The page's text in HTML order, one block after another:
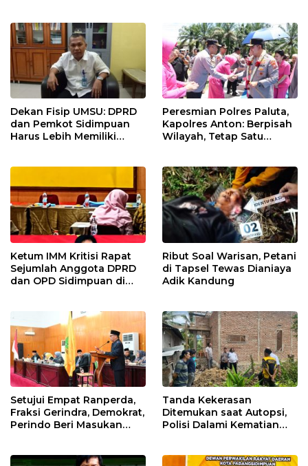
Dekan Fisip UMSU: DPRD
dan Pemkot Sidimpuan
Harus Lebih Memiliki
Peresmian Polres Paluta,
Kapolres Anton: Berpisah
Wilayah, Tetap Satu
Ketum IMM Kritisi Rapat
Sejumlah Anggota DPRD
dan OPD Sidimpuan di
Ribut Soal Warisan, Petani
di Tapsel Tewas Dianiaya
Adik Kandung
Setujui Empat Ranperda,
Fraksi Gerindra, Demokrat,
Perindo Beri Masukan
Tanda Kekerasan
Ditemukan saat Autopsi,
Polisi Dalami Kematian